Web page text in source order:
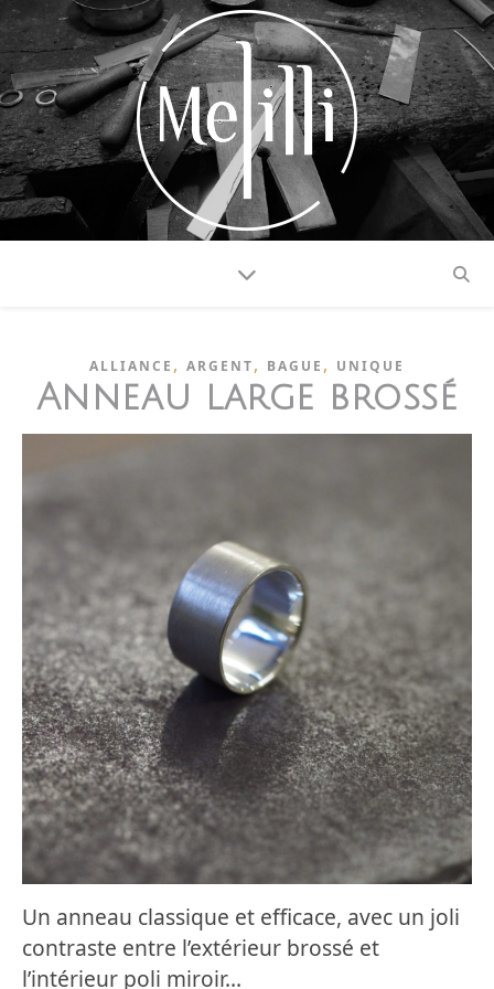
ALLIANCE , ARGENT, BAGUE , UNIQUE
Anneau large brossé
Un anneau classique et efficace, avec un joli
contraste entre l’extérieur brossé et
l’intérieur poli miroir…